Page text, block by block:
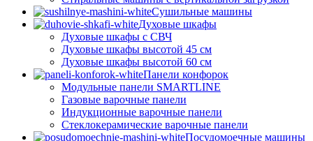
Сушильные машины
Духовые шкафы
Духовые шкафы с СВЧ
Духовые шкафы высотой 45 см
Духовые шкафы высотой 60 см
Панели конфорок
Модульные панели SMARTLINE
Газовые варочные панели
Индукционные варочные панели
Стеклокерамические варочные панели
Посудомоечные машины